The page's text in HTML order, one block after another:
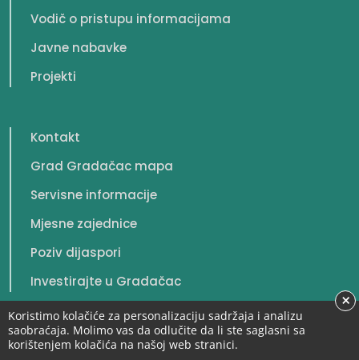
Vodič o pristupu informacijama
Javne nabavke
Projekti
Kontakt
Grad Gradačac mapa
Servisne informacije
Mjesne zajednice
Poziv dijaspori
Investirajte u Gradačac
Koristimo kolačiće za personalizaciju sadržaja i analizu
saobraćaja. Molimo vas da odlučite da li ste saglasni sa
korištenjem kolačića na našoj web stranici.
×